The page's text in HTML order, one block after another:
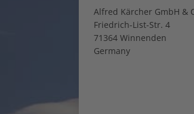
Alfred Kärcher GmbH &
Friedrich-List-Str. 4
71364 Winnenden
Germany